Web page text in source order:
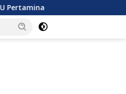
Ratusan Kapal Kandas